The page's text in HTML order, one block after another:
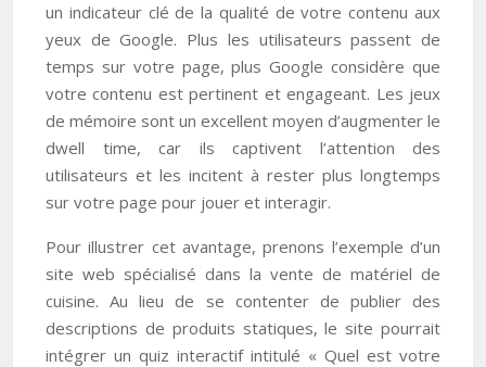
un indicateur clé de la qualité de votre contenu aux
yeux de Google. Plus les utilisateurs passent de
temps sur votre page, plus Google considère que
votre contenu est pertinent et engageant. Les jeux
de mémoire sont un excellent moyen d’augmenter le
dwell time, car ils captivent l’attention des
utilisateurs et les incitent à rester plus longtemps
sur votre page pour jouer et interagir.
Pour illustrer cet avantage, prenons l’exemple d’un
site web spécialisé dans la vente de matériel de
cuisine. Au lieu de se contenter de publier des
descriptions de produits statiques, le site pourrait
intégrer un quiz interactif intitulé « Quel est votre